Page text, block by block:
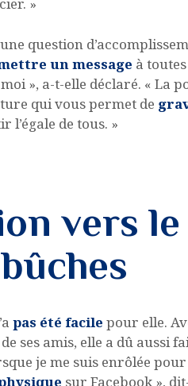
»
question
un message à
», a-t-elle déclaré. « La
qui vous permet de
l’égale de tous. »
vers
pas été facile pour elle.
ses amis, elle a dû aussi
je me suis enrôlée
sur Facebook »,